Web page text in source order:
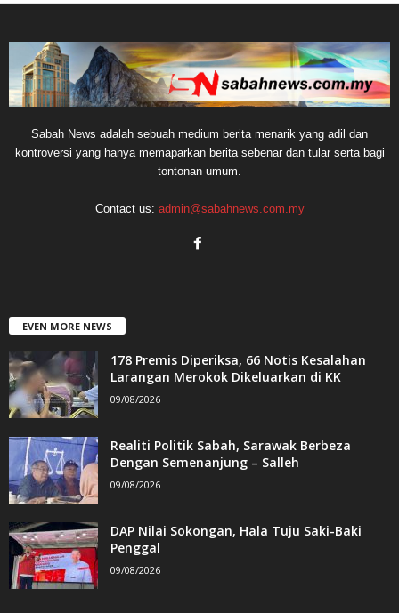
Sabah News adalah sebuah medium berita menarik yang adil dan
kontroversi yang hanya memaparkan berita sebenar dan tular serta bagi
tontonan umum.
Contact us: admin@sabahnews.com.my
EVEN MORE NEWS
178 Premis Diperiksa, 66 Notis Kesalahan
Larangan Merokok Dikeluarkan di KK
09/08/2026
Realiti Politik Sabah, Sarawak Berbeza
Dengan Semenanjung – Salleh
09/08/2026
DAP Nilai Sokongan, Hala Tuju Saki-Baki
Penggal
09/08/2026